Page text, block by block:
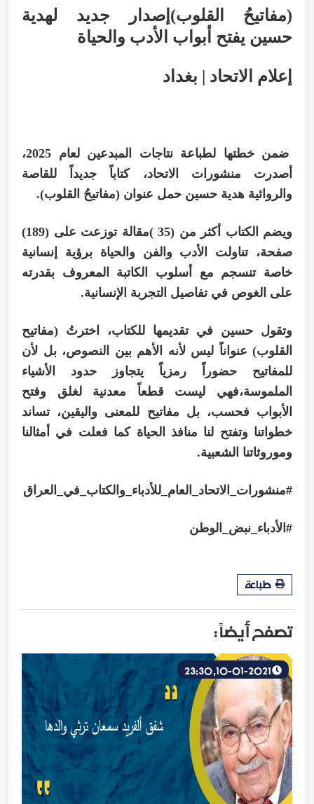
(مفاتيحُ القلوب)إصدار جديد لهدية
حسين يفتح أبواب الأدب والحياة
إعلام الاتحاد | بغداد
ضمن خطتها لطباعة نتاجات المبدعين لعام 2025،
أصدرت منشورات الاتحاد، كتاباً جديداً للقاصة
والروائية هدية حسين حمل عنوان (مفاتيحُ القلوب).
ويضم الكتاب أكثر من (35 )مقالة توزعت على (189)
صفحة، تناولت الأدب والفن والحياة برؤية إنسانية
خاصة تنسجم مع أسلوب الكاتبة المعروف بقدرته
على الغوص في تفاصيل التجربة الإنسانية.
وتقول حسين في تقديمها للكتاب، اخترتُ (مفاتيح
القلوب) عنواناً ليس لأنه الأهم بين النصوص، بل لأن
للمفاتيح حضوراً رمزياً يتجاوز حدود الأشياء
الملموسة،فهي ليست قطعاً معدنية لغلق وفتح
الأبواب فحسب، بل مفاتيح للمعنى واليقين، تساند
خطواتنا وتفتح لنا منافذ الحياة كما فعلت في أمثالنا
وموروثاتنا الشعبية.
#منشورات_الاتحاد_العام_للأدباء_والكتاب_في_العراق
#الأدباء_نبض_الوطن
طباعة
تصفح أيضاً :